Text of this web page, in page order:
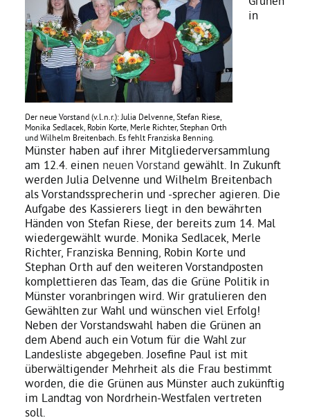
Daniel Freund, MdEP
Delegierte
Grüne im Rathaus
Ratsfraktion
Ratsmitglieder 2025 – 2030
Ratsanträge
Fraktionsgeschäftsstelle
Bezirksvertretungen
Aktiv werden
Der neue Vorstand (v.l.n.r.): Julia Delvenne, Stefan Riese,
Monika Sedlacek, Robin Korte, Merle Richter, Stephan Orth
und Wilhelm Breitenbach. Es fehlt Franziska Benning.
in
Münster haben auf ihrer Mitgliederversammlung
am 12.4. einen neuen Vorstand gewählt. In Zukunft
werden Julia Delvenne und Wilhelm Breitenbach
als Vorstandssprecherin und -sprecher agieren. Die
Aufgabe des Kassierers liegt in den bewährten
Händen von Stefan Riese, der bereits zum 14. Mal
wiedergewählt wurde. Monika Sedlacek, Merle
Richter, Franziska Benning, Robin Korte und
Stephan Orth auf den weiteren Vorstandposten
komplettieren das Team, das die Grüne Politik in
Münster voranbringen wird. Wir gratulieren den
Gewählten zur Wahl und wünschen viel Erfolg!
Neben der Vorstandswahl haben die Grünen an
dem Abend auch ein Votum für die Wahl zur
Landesliste abgegeben. Josefine Paul ist mit
überwältigender Mehrheit als die Frau bestimmt
worden, die die Grünen aus Münster auch zukünftig
im Landtag von Nordrhein-Westfalen vertreten
soll.